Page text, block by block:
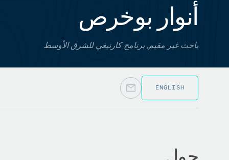
أنوار بوخرص
باحث غير مقيم, برنامج كارنيغي للشرق الأوسط
ENGLISH